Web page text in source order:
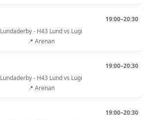
19:00–20:30
Lundaderby - H43 Lund vs Lugi
📍 Arenan
19:00–20:30
Lundaderby - H43 Lund vs Lugi
📍 Arenan
19:00–20:30